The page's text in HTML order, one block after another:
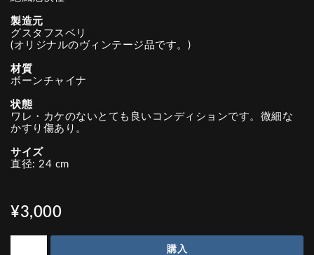
製造元
グスタフスベリ
(オリジナルのヴィンテージ品です。)
材質
ボーンチャイナ
状態
ワレ・カケのないとても良いコンディションです。微細な
かすり傷あり。
サイズ
直径: 24 cm
¥3,000
購入